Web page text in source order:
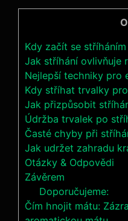
Kdy začít se
Jak stříhání ovlivňuje
Nejlepší techniky pro
Kdy stříhat trvalky
Jak přizpůsobit
Údržba trvalek po
Časté chyby při
Jak udržet zahradu
Otázky & Odpovědi
Závěrem
Doporučujeme:
Čím hnojit mátu: